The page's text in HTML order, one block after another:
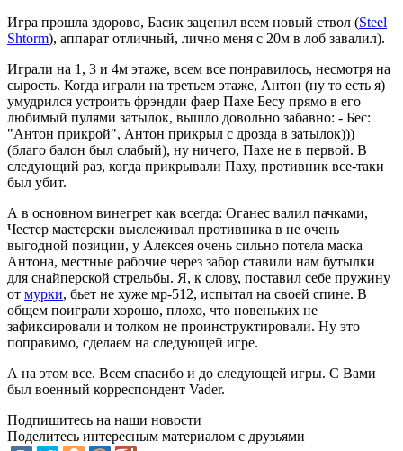
Игра прошла здорово, Басик заценил всем новый ствол (Steel
Shtorm), аппарат отличный, лично меня с 20м в лоб завалил).
Играли на 1, 3 и 4м этаже, всем все понравилось, несмотря на
сырость. Когда играли на третьем этаже, Антон (ну то есть я)
умудрился устроить фрэндли фаер Пахе Бесу прямо в его
любимый пулями затылок, вышло довольно забавно: - Бес:
"Антон прикрой", Антон прикрыл с дрозда в затылок)))
(благо балон был слабый), ну ничего, Пахе не в первой. В
следующий раз, когда прикрывали Паху, противник все-таки
был убит.
А в основном винегрет как всегда: Оганес валил пачками,
Честер мастерски выслеживал противника в не очень
выгодной позиции, у Алексея очень сильно потела маска
Антона, местные рабочие через забор ставили нам бутылки
для снайперской стрельбы. Я, к слову, поставил себе пружину
от мурки, бьет не хуже мр-512, испытал на своей спине. В
общем поиграли хорошо, плохо, что новеньких не
зафиксировали и толком не проинструктировали. Ну это
поправимо, сделаем на следующей игре.
А на этом все. Всем спасибо и до следующей игры. С Вами
был военный корреспондент Vader.
Подпишитесь на наши новости
Поделитесь интересным материалом с друзьями